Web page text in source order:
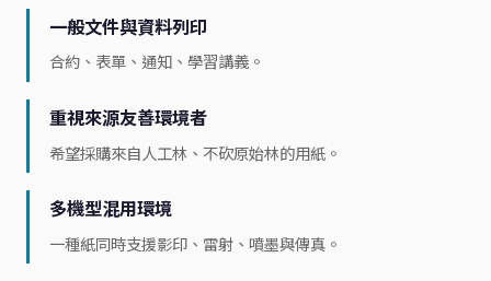
一般文件與資料列印
合約、表單、通知、學習講義。
重視來源友善環境者
希望採購來自人工林、不砍原始林的用紙。
多機型混用環境
一種紙同時支援影印、雷射、噴墨與傳真。